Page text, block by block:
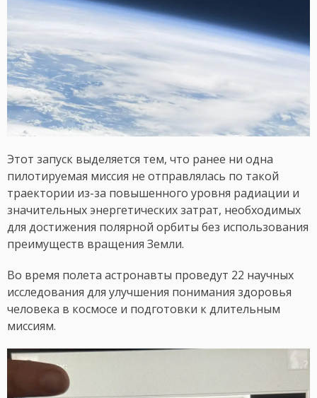
Этот запуск выделяется тем, что ранее ни одна
пилотируемая миссия не отправлялась по такой
траектории из-за повышенного уровня радиации и
значительных энергетических затрат, необходимых
для достижения полярной орбиты без использования
преимуществ вращения Земли.
Во время полета астронавты проведут 22 научных
исследования для улучшения понимания здоровья
человека в космосе и подготовки к длительным
миссиям.